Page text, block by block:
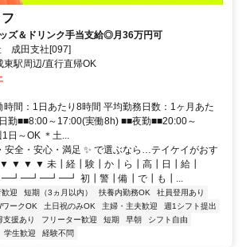
ズ＆ドリンク手当支給◎月36万円可
成田支社[097]
東駅周辺/直行直帰OK
時間：1日あたり8時間 平均勤務日数：1ヶ月あた
勤■■8:00～17:00(実働8h) ■■夜勤■■20:00～
日～OK ＊土...
安全・安心・満足 ✨ で選ぶなら…テイケイがおす
▼ ▼ ▼ 未┃経┃験┃か┃ら┃高┃日┃給┃
初┃警┃備┃で┃も┃...
迎 短期（3ヵ月以内） 扶養内勤務OK
社員登用あり
ークOK 土日祝のみOK 主婦・主夫歓迎
週1シフト提出
支援あり フリーター歓迎 短期 早朝
シフト自由
学生歓迎 経験不問